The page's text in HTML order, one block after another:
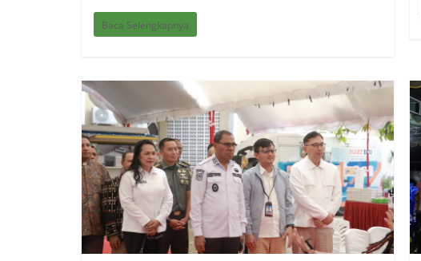
Baca Selengkapnya